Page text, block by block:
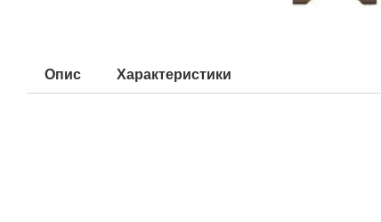
Опис Характеристики